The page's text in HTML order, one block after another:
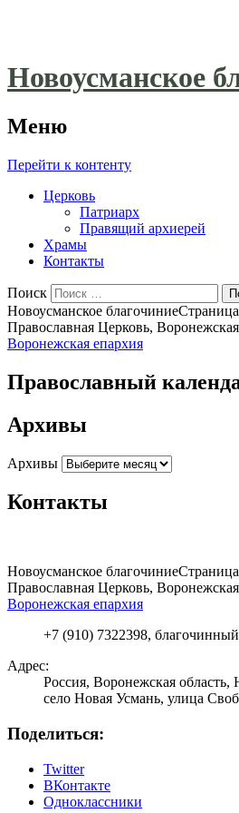
Новоусманское
Меню
Перейти к контенту
Церковь
Патриарх
Правящий архиерей
Храмы
Контакты
Поиск
Новоусманское благочиние
Православная Церковь,
Воронежская епархия
Православный
Архивы
Архивы
Контакты
Новоусманское благочиние
Православная Церковь,
Воронежская епархия
+7 (910) 7322398,
Адрес:
Россия, Воронежская
село Новая Усмань, улица
Поделиться:
Twitter
ВКонтакте
Одноклассники